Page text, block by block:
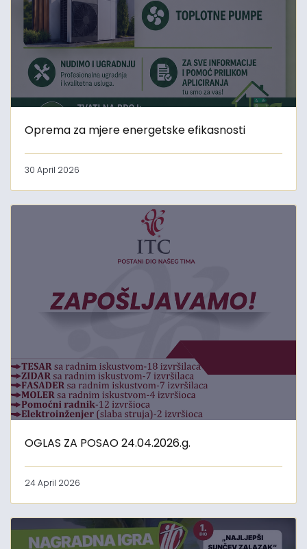
Oprema za mjere energetske efikasnosti
30 April 2026
OGLAS ZA POSAO 24.04.2026.g.
24 April 2026